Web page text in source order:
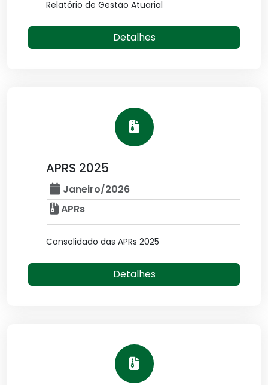
Relatório de Gestão Atuarial
Detalhes
APRS 2025
Janeiro/2026
APRs
Consolidado das APRs 2025
Detalhes